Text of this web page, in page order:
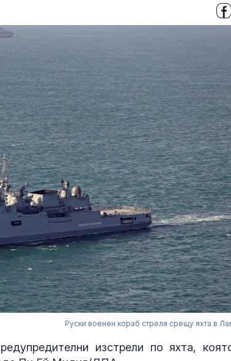
Руски военен кораб стреля срещу яхта в
изстрели по яхта,